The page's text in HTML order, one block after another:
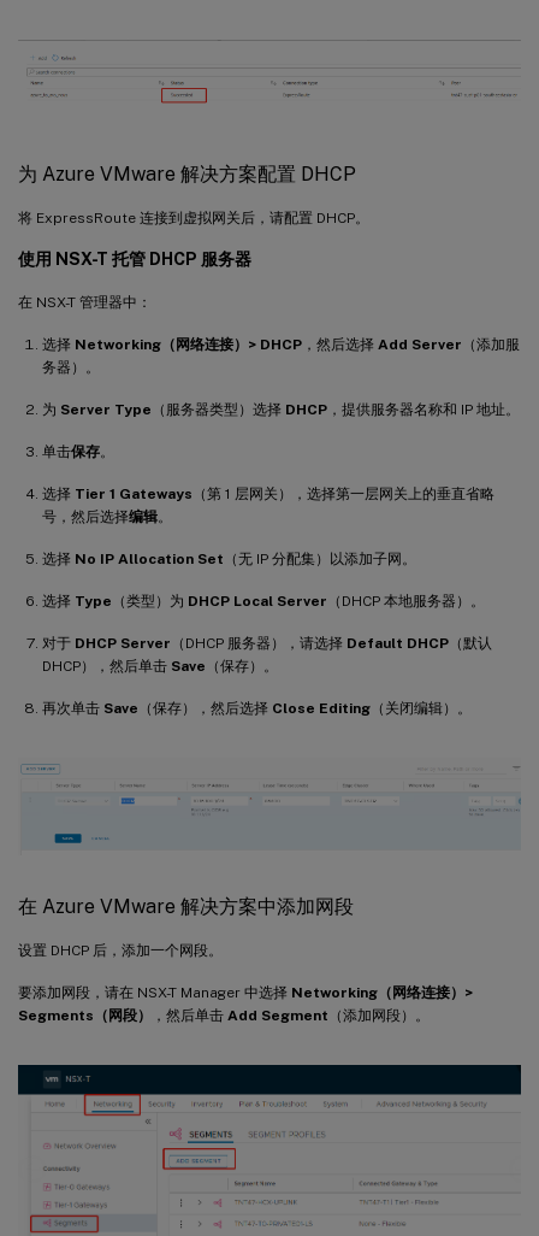
为 Azure VMware 解决方案配置 DHCP
将 ExpressRoute 连接到虚拟网关后，请配置 DHCP。
使用 NSX-T 托管 DHCP 服务器
在 NSX-T 管理器中：
选择 Networking（网络连接）> DHCP ，然后选择 Add Server （添加服
务器）。
为 Server Type （服务器类型）选择 DHCP ，提供服务器名称和 IP 地址。
单击保存。
选择 Tier 1 Gateways （第 1 层网关），选择第一层网关上的垂直省略
号，然后选择编辑。
选择 No IP Allocation Set （无 IP 分配集）以添加子网。
选择 Type （类型）为 DHCP Local Server （DHCP 本地服务器）。
对于 DHCP Server （DHCP 服务器），请选择 Default DHCP （默认
DHCP），然后单击 Save （保存）。
再次单击 Save （保存），然后选择 Close Editing （关闭编辑）。
在 Azure VMware 解决方案中添加网段
设置 DHCP 后，添加一个网段。
要添加网段，请在 NSX-T Manager 中选择 Networking（网络连接）>
Segments（网段）
，然后单击 Add Segment （添加网段）。